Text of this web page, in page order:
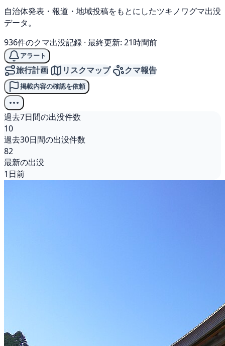
自治体発表・報道・地域投稿をもとにしたツキノワグマ出没
データ。
936件のクマ出没記録 · 最終更新: 21時間前
アラート
旅行計画 リスクマップ クマ報告
掲載内容の確認を依頼
過去7日間の出没件数
10
過去30日間の出没件数
82
最新の出没
1日前